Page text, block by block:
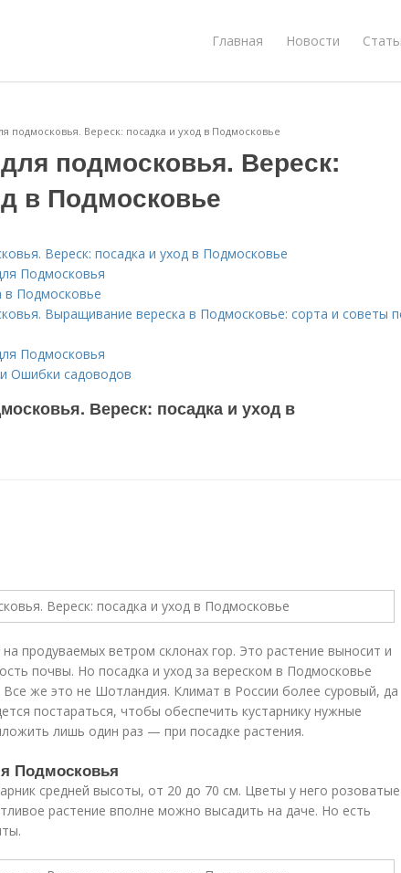
Главная Новости
подмосковья. Вереск: посадка и уход в Подмосковье
подмосковья. Вереск:
в Подмосковье
Вереск: посадка и уход в Подмосковье
Подмосковья
в Подмосковье
Выращивание вереска в Подмосковье: сорта и советы
Подмосковья
Ошибки садоводов
Вереск: посадка и уход в
продуваемых ветром склонах гор. Это растение выносит и
почвы. Но посадка и уход за вереском в Подмосковье
же это не Шотландия. Климат в России более суровый, да
постараться, чтобы обеспечить кустарнику нужные
лишь один раз — при посадке растения.
Подмосковья
средней высоты, от 20 до 70 см. Цветы у него розоватые
растение вполне можно высадить на даче. Но есть